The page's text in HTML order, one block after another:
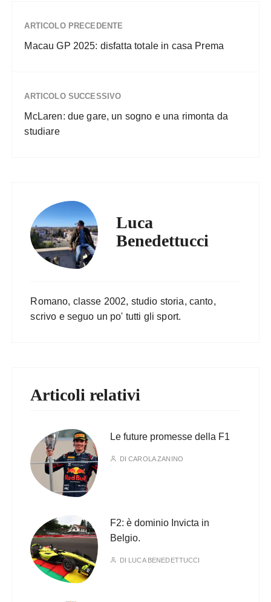
ARTICOLO PRECEDENTE
Macau GP 2025: disfatta totale in casa Prema
ARTICOLO SUCCESSIVO
McLaren: due gare, un sogno e una rimonta da
studiare
Luca
Benedettucci
Romano, classe 2002, studio storia, canto,
scrivo e seguo un po' tutti gli sport.
Articoli relativi
Le future promesse della F1
DICAROLA ZANINO
F2: è dominio Invicta in
Belgio.
DI LUCA BENEDETTUCCI